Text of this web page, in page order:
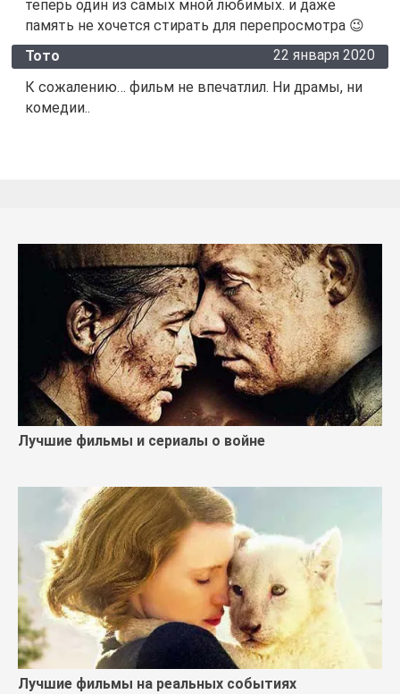
теперь один из самых мной любимых. и даже
память не хочется стирать для перепросмотра 😉
Тото
22 января 2020
К сожалению… фильм не впечатлил. Ни драмы, ни
комедии..
Лучшие фильмы и сериалы о войне
Лучшие фильмы на реальных событиях